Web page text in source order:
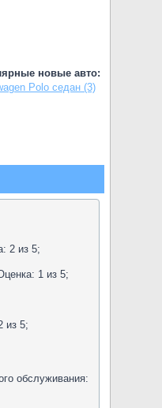
новые авто:
Polo седан (3)
2 из 5;
1 из 5;
из 5;
обслуживания: